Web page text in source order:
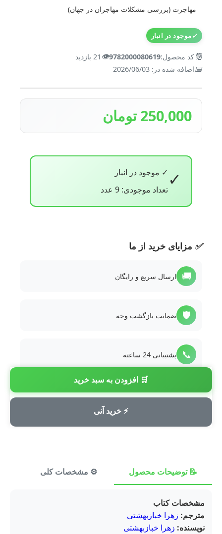
مهاجرت (بررسی مشکلات مهاجران در جهان)
✓موجود در انبار
🔢کد محصول:9782000080619
👁️ 21 بازدید
📅اضافه شده در: 2026/06/03
250,000 تومان
✓ ✓ موجود در انبار
تعداد موجودی: 9 عدد
🛒 افزودن به سبد خرید
⚡ خرید آنی
✅ مزایای خرید از ما
🚚 ارسال سریع و رایگان
🛡️ ضمانت بازگشت وجه
📞 پشتیبانی 24 ساعته
💳 پرداخت امن
📝 توضیحات محصول ⚙️ مشخصات کلی
مشخصات کتاب
مترجم: زهرا خبازبهشتی
نویسنده: زهرا خبازبهشتی